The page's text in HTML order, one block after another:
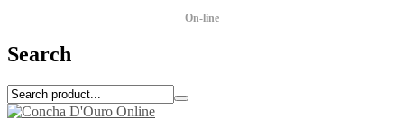
On-line
Search